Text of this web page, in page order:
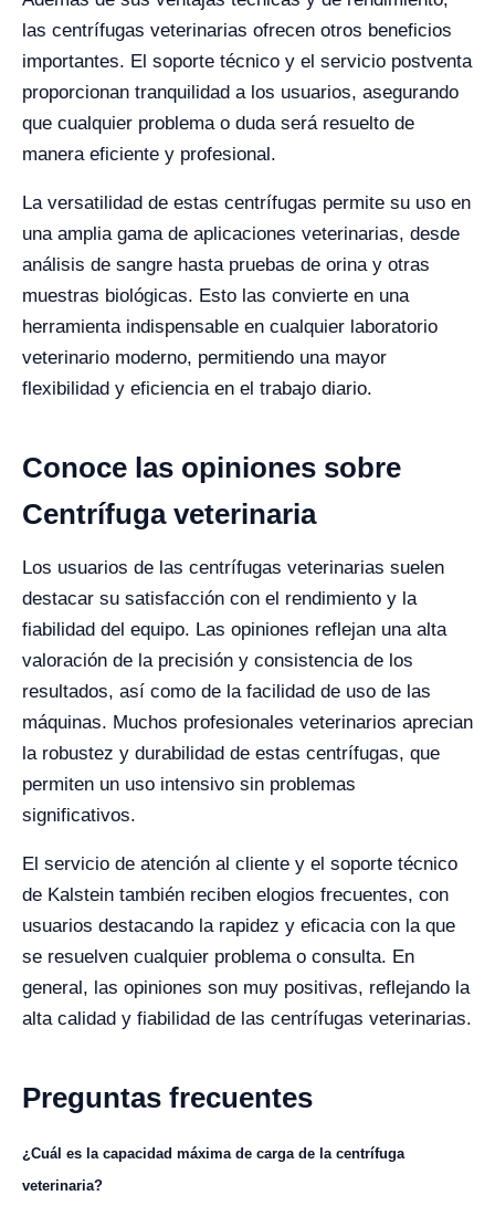
las centrífugas veterinarias ofrecen otros beneficios
importantes. El soporte técnico y el servicio postventa
proporcionan tranquilidad a los usuarios, asegurando
que cualquier problema o duda será resuelto de
manera eficiente y profesional.
La versatilidad de estas centrífugas permite su uso en
una amplia gama de aplicaciones veterinarias, desde
análisis de sangre hasta pruebas de orina y otras
muestras biológicas. Esto las convierte en una
herramienta indispensable en cualquier laboratorio
veterinario moderno, permitiendo una mayor
flexibilidad y eficiencia en el trabajo diario.
Conoce las opiniones sobre
Centrífuga veterinaria
Los usuarios de las centrífugas veterinarias suelen
destacar su satisfacción con el rendimiento y la
fiabilidad del equipo. Las opiniones reflejan una alta
valoración de la precisión y consistencia de los
resultados, así como de la facilidad de uso de las
máquinas. Muchos profesionales veterinarios aprecian
la robustez y durabilidad de estas centrífugas, que
permiten un uso intensivo sin problemas
significativos.
El servicio de atención al cliente y el soporte técnico
de Kalstein también reciben elogios frecuentes, con
usuarios destacando la rapidez y eficacia con la que
se resuelven cualquier problema o consulta. En
general, las opiniones son muy positivas, reflejando la
alta calidad y fiabilidad de las centrífugas veterinarias.
Preguntas frecuentes
¿Cuál es la capacidad máxima de carga de la centrífuga
veterinaria?